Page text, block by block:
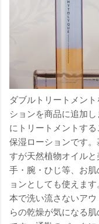
ダブルトリートメン
ションを商品に追加
にトリートメントす
保湿ローションです
すが天然植物オイルと
手・腕・ひじ等、お
ョンとしても使えま
本で洗い流さないア
らの乾燥が気になる